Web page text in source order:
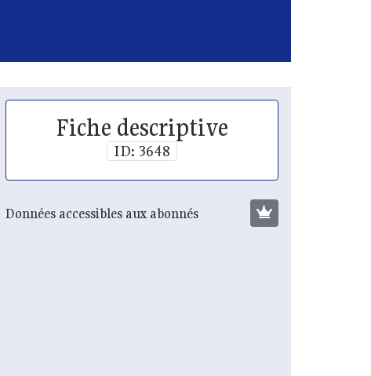
Fiche descriptive
ID: 3648
Données accessibles aux abonnés